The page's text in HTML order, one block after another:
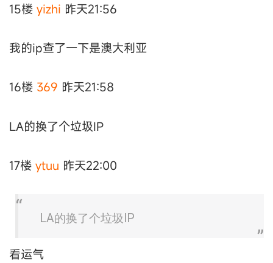
15楼 yizhi 昨天21:56
我的ip查了一下是澳大利亚
16楼 369 昨天21:58
LA的换了个垃圾IP
17楼 ytuu 昨天22:00
LA的换了个垃圾IP
看运气